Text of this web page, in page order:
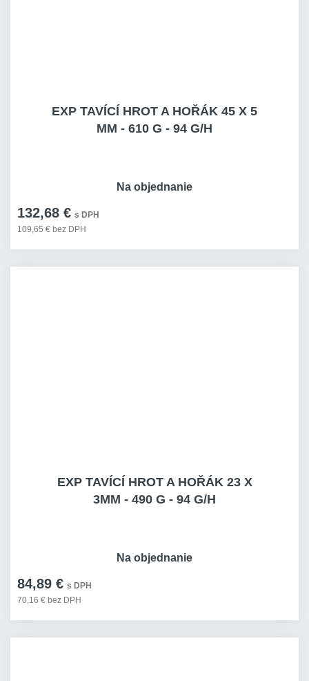
EXP TAVÍCÍ HROT A HOŘÁK 45 X 5
MM - 610 G - 94 G/H
132,68 € s DPH
109,65 € bez DPH
Na objednanie
EXP TAVÍCÍ HROT A HOŘÁK 23 X
3MM - 490 G - 94 G/H
84,89 € s DPH
70,16 € bez DPH
Na objednanie